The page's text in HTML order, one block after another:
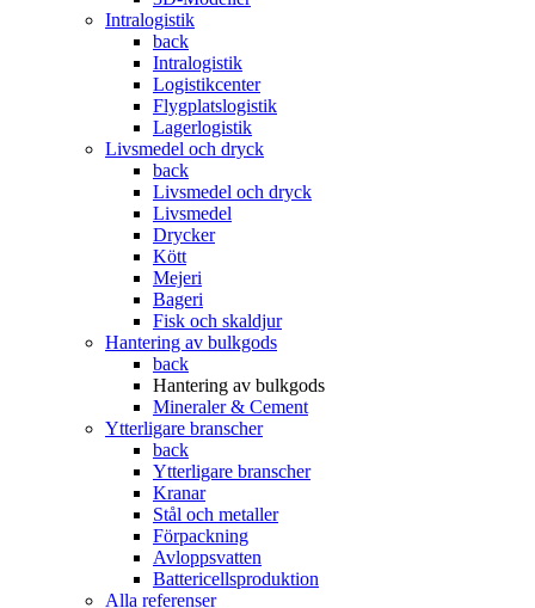
Intralogistik
back
Intralogistik
Logistikcenter
Flygplatslogistik
Lagerlogistik
Livsmedel och dryck
back
Livsmedel och dryck
Livsmedel
Drycker
Kött
Mejeri
Bageri
Fisk och skaldjur
Hantering av bulkgods
back
Hantering av bulkgods
Mineraler & Cement
Ytterligare branscher
back
Ytterligare branscher
Kranar
Stål och metaller
Förpackning
Avloppsvatten
Battericellsproduktion
Alla referenser